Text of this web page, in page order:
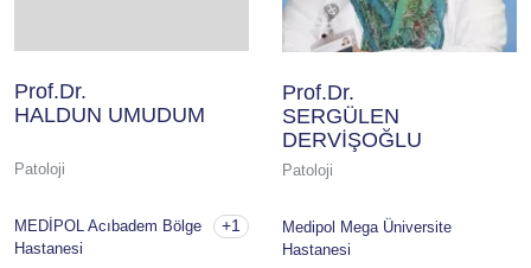
Prof.Dr.
HALDUN UMUDUM
Patoloji
MEDİPOL Acıbadem Bölge
Hastanesi
+1
Prof.Dr.
SERGÜLEN
DERVİŞOĞLU
Patoloji
Medipol Mega Üniversite
Hastanesi